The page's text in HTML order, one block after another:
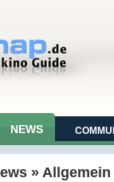
NEWS
» Allgemein